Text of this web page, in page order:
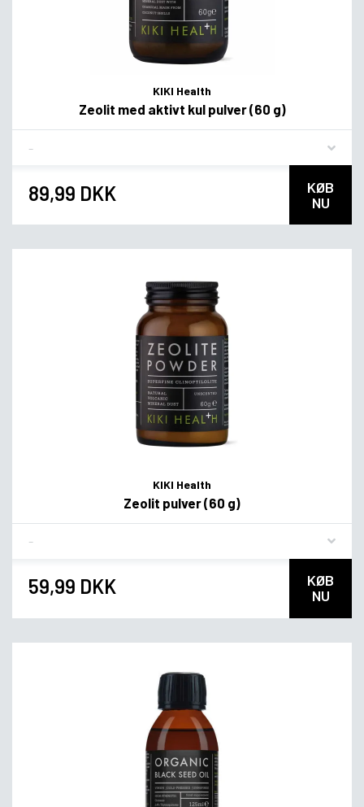
KIKI Health
Zeolit med aktivt kul pulver (60 g)
89,99 DKK
KØB
NU
KIKI Health
Zeolit pulver (60 g)
59,99 DKK
KØB
NU